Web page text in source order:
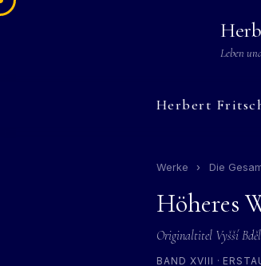
Leben
Herbert
Werke › Die
Höheres
Originaltitel Vyšší
BAND XVIII ·